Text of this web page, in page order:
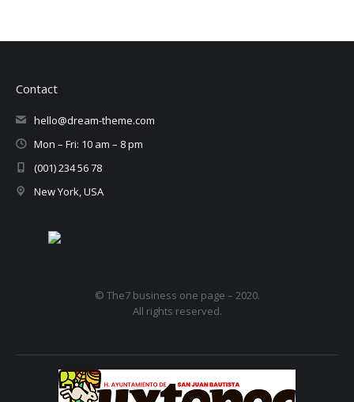
Contact
hello@dream-theme.com
Mon – Fri: 10 am – 8 pm
(001) 234 56 78
New York, USA
© The7 business one page – 2020.
All rights reserved.